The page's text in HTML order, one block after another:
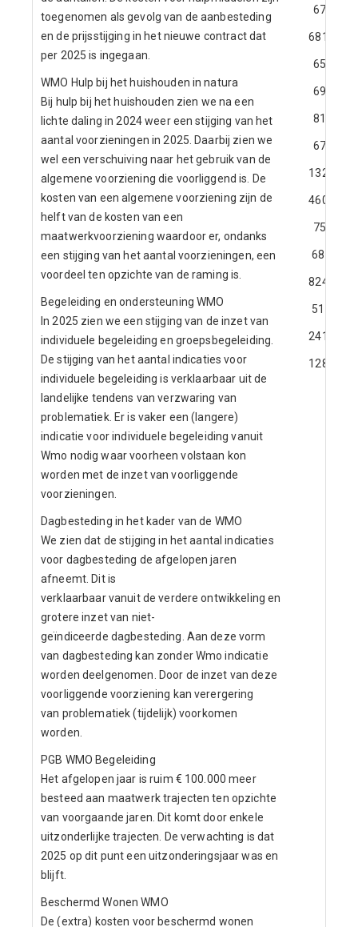
toegenomen als gevolg van de aanbesteding
en de prijsstijging in het nieuwe contract dat
per 2025 is ingegaan.
WMO Hulp bij het huishouden in natura
Bij hulp bij het huishouden zien we na een
lichte daling in 2024 weer een stijging van het
aantal voorzieningen in 2025. Daarbij zien we
wel een verschuiving naar het gebruik van de
algemene voorziening die voorliggend is. De
kosten van een algemene voorziening zijn de
helft van de kosten van een
maatwerkvoorziening waardoor er, ondanks
een stijging van het aantal voorzieningen, een
voordeel ten opzichte van de raming is.
Begeleiding en ondersteuning WMO
In 2025 zien we een stijging van de inzet van
individuele begeleiding en groepsbegeleiding.
De stijging van het aantal indicaties voor
individuele begeleiding is verklaarbaar uit de
landelijke tendens van verzwaring van
problematiek. Er is vaker een (langere)
indicatie voor individuele begeleiding vanuit
Wmo nodig waar voorheen volstaan kon
worden met de inzet van voorliggende
voorzieningen.
Dagbesteding in het kader van de WMO
We zien dat de stijging in het aantal indicaties
voor dagbesteding de afgelopen jaren
afneemt. Dit is
verklaarbaar vanuit de verdere ontwikkeling en
grotere inzet van niet-
geïndiceerde dagbesteding. Aan deze vorm
van dagbesteding kan zonder Wmo indicatie
worden deelgenomen. Door de inzet van deze
voorliggende voorziening kan verergering
van problematiek (tijdelijk) voorkomen
worden.
PGB WMO Begeleiding
Het afgelopen jaar is ruim € 100.000 meer
besteed aan maatwerk trajecten ten opzichte
van voorgaande jaren. Dit komt door enkele
uitzonderlijke trajecten. De verwachting is dat
2025 op dit punt een uitzonderingsjaar was en
blijft.
Beschermd Wonen WMO
De (extra) kosten voor beschermd wonen
67
681
65
69
81
67
132
460
75
68
824
51
241
128